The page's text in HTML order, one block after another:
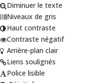
Diminuer le texte
Niveaux de gris
Haut contraste
Contraste négatif
Arrière-plan clair
Liens soulignés
Police lisible